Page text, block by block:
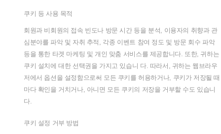
쿠키 등 사용 목적
회원과 비회원의 접속 빈도나 방문 시간 등을 분석, 이용자의 취향과 관
심분야를 파악 및 자취 추적 , 각종 이벤트 참여 정도 및 방문 회수 파악
등을 통한 타겟 마케팅 및 개인 맞춤 서비스를 제공합니다. 또한, 귀하는
쿠키 설치에 대한 선택권을 가지고 있습니 다. 따라서 , 귀하는 웹브라우
저에서 옵션을 설정함으로써 모든 쿠키를 허용하거나, 쿠키가 저장될 때
마다 확인을 거치거나, 아니면 모든 쿠키의 저장을 거부할 수도 있습니
다.
쿠키 설정 거부 방법